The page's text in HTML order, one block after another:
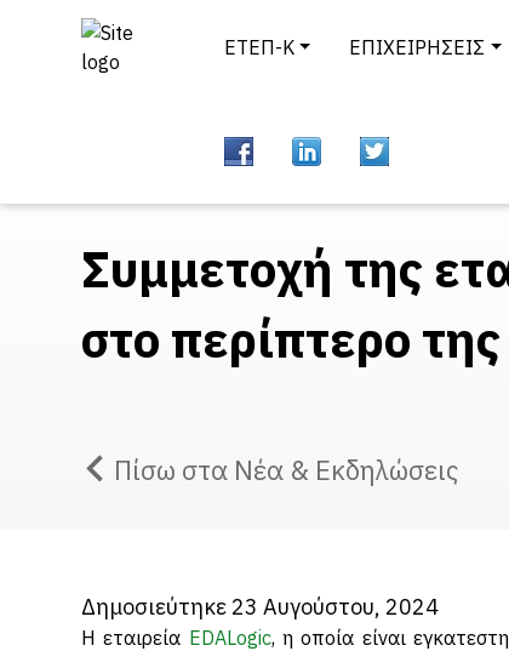
ΕΤΕΠ-Κ ΕΠΙΧΕΙΡΗΣΕΙΣ
Συμμετοχή της
στο περίπτερο
Πίσω στα Νέα & Εκδηλώσεις
Δημοσιεύτηκε 23 Αυγούστου, 2024
Η εταιρεία EDALogic, η οποία είναι